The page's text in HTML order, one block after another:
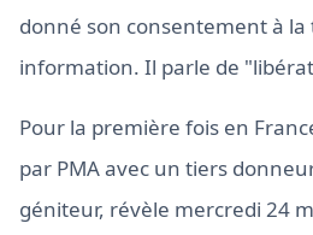
donné son consentement à
information. Il parle de
Pour la première fois en
par PMA avec un tiers
géniteur, révèle mercredi 24